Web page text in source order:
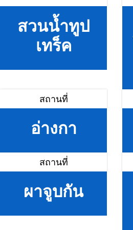
สวนน้ำทูป
เทร็ค
สถานที่
อ่างกา
สถานที่
ผาจูบกัน